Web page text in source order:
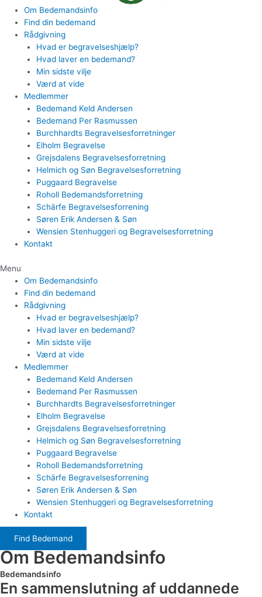
Om Bedemandsinfo
Find din bedemand
Rådgivning
Hvad er begravelseshjælp?
Hvad laver en bedemand?
Min sidste vilje
Værd at vide
Medlemmer
Bedemand Keld Andersen
Bedemand Per Rasmussen
Burchhardts Begravelsesforretninger
Elholm Begravelse
Grejsdalens Begravelsesforretning
Helmich og Søn Begravelsesforretning
Puggaard Begravelse
Roholl Bedemandsforretning
Schärfe Begravelsesforrening
Søren Erik Andersen & Søn
Wensien Stenhuggeri og Begravelsesforretning
Kontakt
Menu
Om Bedemandsinfo
Find din bedemand
Rådgivning
Hvad er begravelseshjælp?
Hvad laver en bedemand?
Min sidste vilje
Værd at vide
Medlemmer
Bedemand Keld Andersen
Bedemand Per Rasmussen
Burchhardts Begravelsesforretninger
Elholm Begravelse
Grejsdalens Begravelsesforretning
Helmich og Søn Begravelsesforretning
Puggaard Begravelse
Roholl Bedemandsforretning
Schärfe Begravelsesforrening
Søren Erik Andersen & Søn
Wensien Stenhuggeri og Begravelsesforretning
Kontakt
Find Bedemand
Om Bedemandsinfo
Bedemandsinfo
En sammenslutning af uddannede